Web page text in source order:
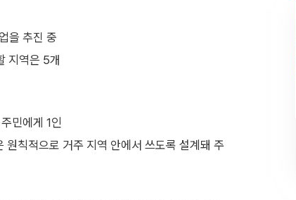
을 추진 중
지역은 5개
민에게 1인
칙적으로 거주 지역 안에서 쓰도록 설계돼 주